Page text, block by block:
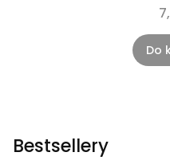
Do
Bestsellery